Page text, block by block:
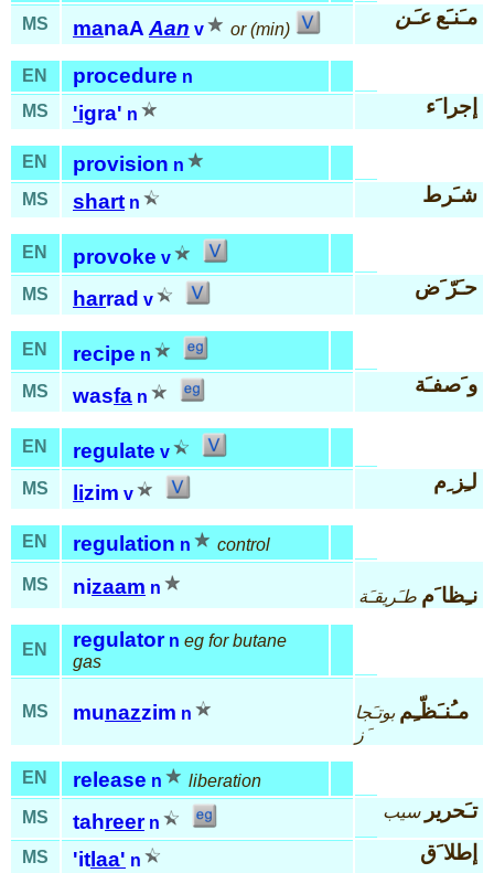
MS
manaAAan v or (min)
مـَنـَععـَن
EN procedure n
MS
'igra' n إجرا َء
EN provision n
MS
shart n شـَرط
EN provoke v
MS
harrad v
حـَرّ َض
EN recipe n
MS
wasfa n
و َصفـَة
EN regulate v
MS
lizim v
لـِز ِم
EN regulation n control
MS nizaam n نـِظا َم طـَريقـَة
EN regulator n eg for butane
gas
MS munazzim n مـُنـَظّـِم بوتـَجا
َز
EN release n
liberation
MS
tahreer n
تـَحرير سيب
MS 'it laa' n إطلا َق